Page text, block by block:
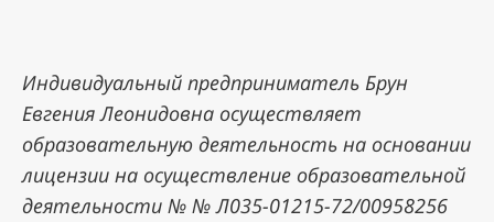
Индивидуальный предприниматель Брун
Евгения Леонидовна осуществляет
образовательную деятельность на основании
лицензии на осуществление образовательной
деятельности № № Л035-01215-72/00958256